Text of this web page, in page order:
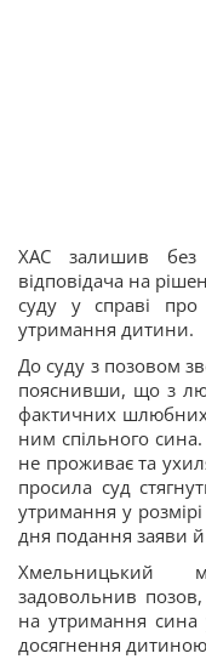
ХАС залишив без
відповідача на
суду у справі про
утримання дитини.
До суду з позовом
пояснивши, що з
фактичних шлюбних
ним спільного
не проживає та
просила суд
утримання у
дня подання заяви
Хмельницький
задовольнив
на утримання сина
досягнення